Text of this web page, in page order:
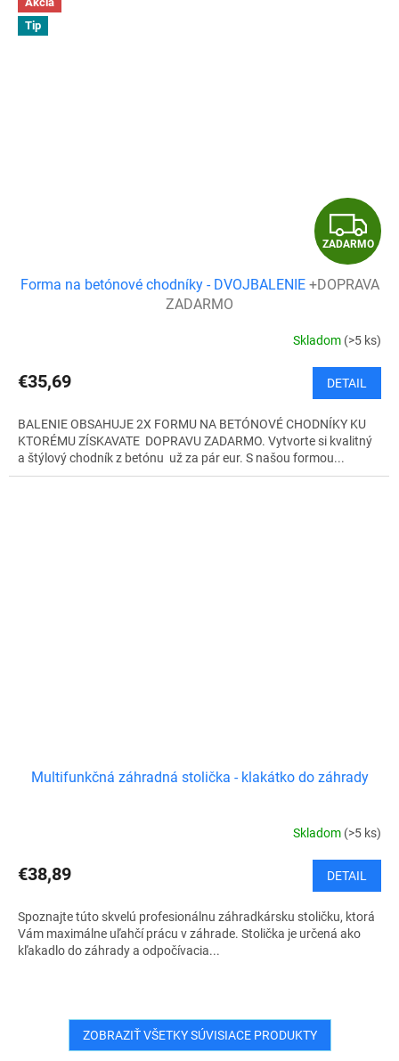
Tip
Z
A
D
A
R
M
O
ZADARMO
Forma na betónové chodníky - DVOJBALENIE +DOPRAVA
ZADARMO
Skladom (>5 ks)
€35,69 DETAIL
BALENIE OBSAHUJE 2X FORMU NA BETÓNOVÉ CHODNÍKY KU
KTORÉMU ZÍSKAVATE DOPRAVU ZADARMO. Vytvorte si kvalitný
a štýlový chodník z betónu už za pár eur. S našou formou...
Multifunkčná záhradná stolička - klakátko do záhrady
Skladom (>5 ks)
€38,89 DETAIL
Spoznajte túto skvelú profesionálnu záhradkársku stoličku, ktorá
Vám maximálne uľahčí prácu v záhrade. Stolička je určená ako
kľakadlo do záhrady a odpočívacia...
ZOBRAZIŤ VŠETKY SÚVISIACE PRODUKTY